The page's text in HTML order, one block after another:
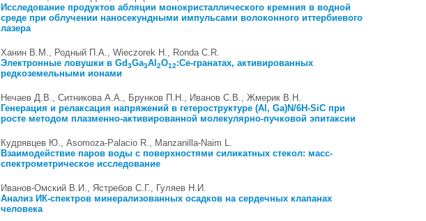
Исследование продуктов абляции монокристаллического кремния в водной
среде при облучении наносекундными импульсами волоконного иттербиевого
лазера
Ханин В.М., Родный П.А., Wieczorek H., Ronda C.R.
Электронные ловушки в Gd3Ga3Al2O12:Ce-гранатах, активированных
редкоземельными ионами
Нечаев Д.В., Ситникова А.А., Брунков П.Н., Иванов С.В., Жмерик В.Н.
Генерация и релаксация напряжений в гетероструктуре (Al, Ga)N/6H-SiC при
росте методом плазменно-активированной молекулярно-пучковой эпитаксии
Кудрявцев Ю., Asomoza-Palacio R., Manzanilla-Naim L.
Взаимодействие паров воды с поверхностями силикатных стекол: масс-
спектрометрическое исследование
Иванов-Омский В.И., Ястребов С.Г., Гуляев Н.И.
Анализ ИК-спектров минерализованных осадков на сердечных клапанах
человека